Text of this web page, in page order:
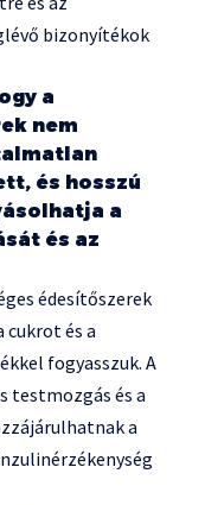
bizonyítékok
a
nem
és hosszú
a
és az
édesítőszerek
cukrot és a
fogyasszuk. A
testmozgás és a
a